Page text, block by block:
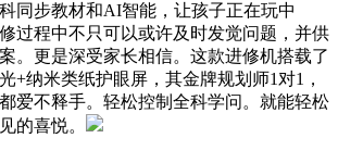
同步教材和AI智能，让孩子正在玩中
过程中不只可以或许及时发觉问题，并供
。更是深受家长相信。这款进修机搭载了
+纳米类纸护眼屏，其金牌规划师1对1，
爱不释手。轻松控制全科学问。就能轻松
的喜悦。